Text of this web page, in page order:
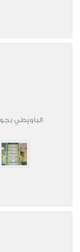
الباويطي